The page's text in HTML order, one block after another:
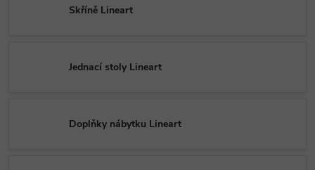
Skříně Lineart
Jednací stoly Lineart
Doplňky nábytku Lineart